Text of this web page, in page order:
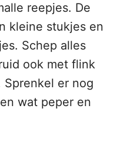
reepjes. De
kleine stukjes en
Schep alles
ook met flink
Sprenkel er nog
wat peper en